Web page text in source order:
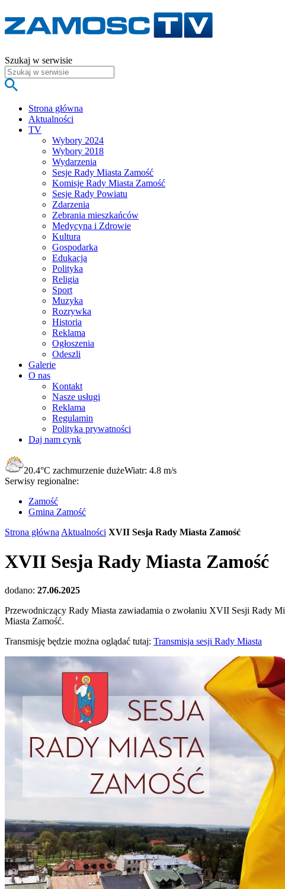
Szukaj w serwisie
Strona główna
Aktualności
TV
Wybory 2024
Wybory 2018
Wydarzenia
Sesje Rady Miasta Zamość
Komisje Rady Miasta Zamość
Sesje Rady Powiatu
Zdarzenia
Zebrania mieszkańców
Medycyna i Zdrowie
Kultura
Gospodarka
Edukacja
Polityka
Religia
Sport
Muzyka
Rozrywka
Historia
Reklama
Ogłoszenia
Odeszli
Galerie
O nas
Kontakt
Nasze usługi
Reklama
Regulamin
Polityka prywatności
Daj nam cynk
20.4°C zachmurzenie dużeWiatr: 4.8 m/s
Serwisy regionalne:
Zamość
Gmina Zamość
Strona główna Aktualności XVII Sesja Rady Miasta Zamość
XVII Sesja Rady Miasta Zamość
dodano: 27.06.2025
Przewodniczący Rady Miasta zawiadamia o zwołaniu XVII Sesji Rady
Miasta Zamość.
Transmisję będzie można oglądać tutaj: Transmisja sesji Rady Miasta